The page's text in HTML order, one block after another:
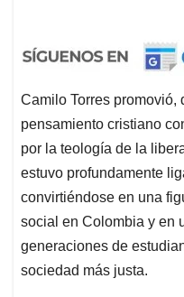
Camilo Torres promovió,
pensamiento cristiano
por la teología de la
estuvo profundamente
convirtiéndose en una
social en Colombia y en
generaciones de
sociedad más justa.